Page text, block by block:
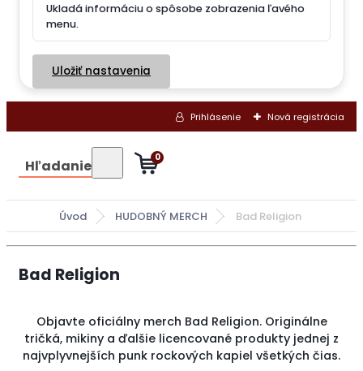
Ukladá informáciu o spôsobe zobrazenia ľavého
menu.
Uložiť nastavenia
Prihlásenie Nová registrácia
Hľadanie 0
Úvod HUDOBNÝ MERCH Bad Religion
Bad Religion
Objavte oficiálny merch Bad Religion. Originálne
tričká, mikiny a ďalšie licencované produkty jednej z
najvplyvnejších punk rockových kapiel všetkých čias.